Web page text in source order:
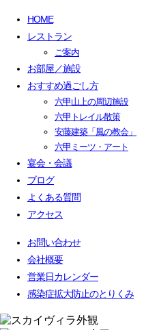
HOME
レストラン
ご案内
お部屋／施設
おすすめ過ごし方
六甲山上の周辺施設
六甲トレイル散策
安藤建築「風の教会」
六甲ミーツ・アート
宴会・会議
ブログ
よくある質問
アクセス
お問い合わせ
会社概要
営業日カレンダー
感染症拡大防止のとりくみ